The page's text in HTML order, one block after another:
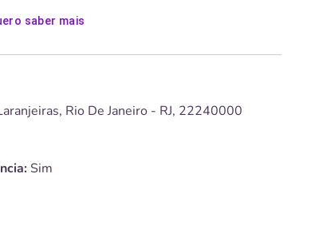
saber mais
Rio De Janeiro - RJ, 22240000
Sim